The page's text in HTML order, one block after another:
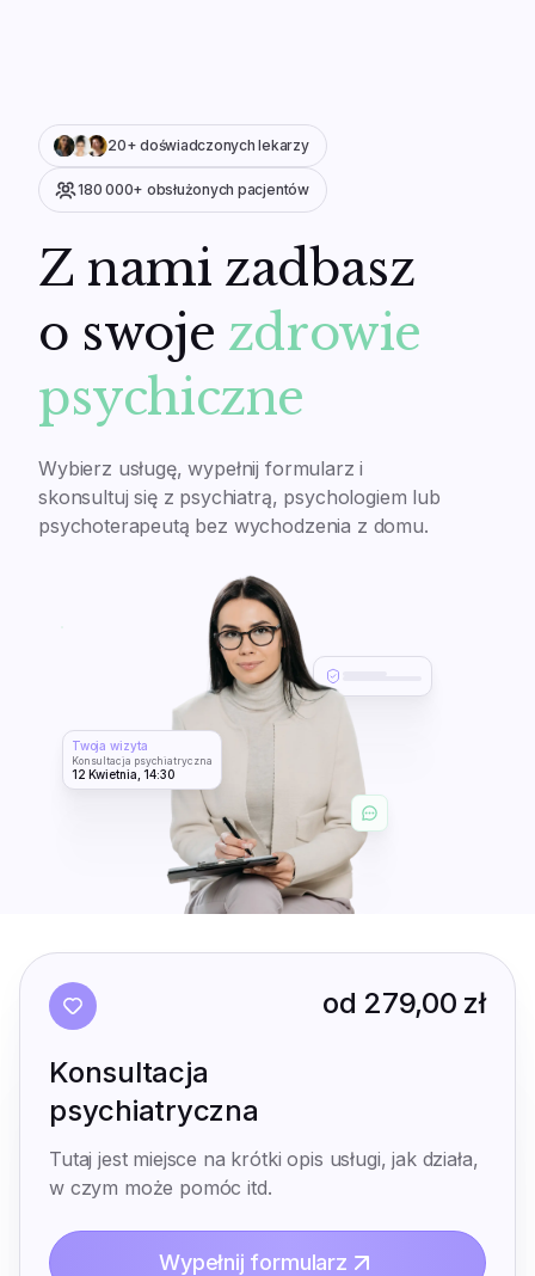
20+ doświadczonychlekarzy
180 000+ obsłużonych pacjentów
Z nami zadbasz
o swoje zdrowie
psychiczne
Wybierz usługę, wypełnij formularz i
skonsultuj się z psychiatrą, psychologiem lub
psychoterapeutą bez wychodzenia z domu.
Twoja wizyta
Konsultacja psychiatryczna
12 Kwietnia, 14:30
od 279,00 zł
Konsultacja
psychiatryczna
Tutaj jest miejsce na krótki opis usługi, jak działa,
w czym może pomóc itd.
Wypełnij formularz